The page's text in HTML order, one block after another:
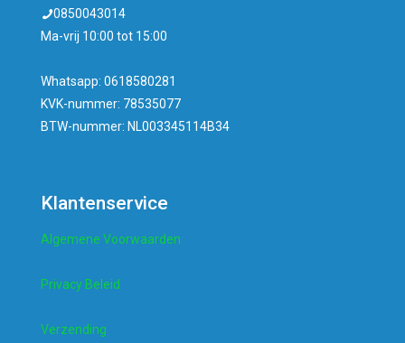
0850043014
Ma-vrij 10:00 tot 15:00
Whatsapp: 0618580281
KVK-nummer: 78535077
BTW-nummer: NL003345114B34
Klantenservice
Algemene Voorwaarden
Privacy Beleid
Verzending